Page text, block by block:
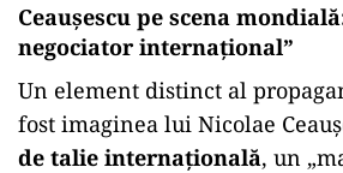
Ceaușescu pe scena
negociator internațional”
Un element distinct al
fost imaginea lui Nicolae
de talie internațională, un